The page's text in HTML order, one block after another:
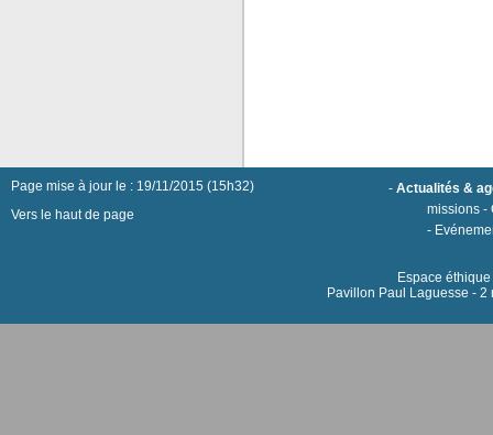
Page mise à jour le : 19/11/2015 (15h32)
Vers le haut de page
-Actualités &
missions -
-
Espace
Pavillon Paul Laguesse -